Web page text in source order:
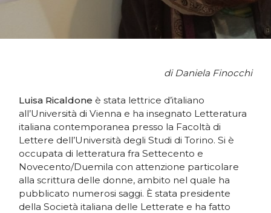
di Daniela Finocchi
Luisa Ricaldone è stata lettrice d’italiano
all’Università di Vienna e ha insegnato Letteratura
italiana contemporanea presso la Facoltà di
Lettere dell’Università degli Studi di Torino. Si è
occupata di letteratura fra Settecento e
Novecento/Duemila con attenzione particolare
alla scrittura delle donne, ambito nel quale ha
pubblicato numerosi saggi. È stata presidente
della Società italiana delle Letterate e ha fatto